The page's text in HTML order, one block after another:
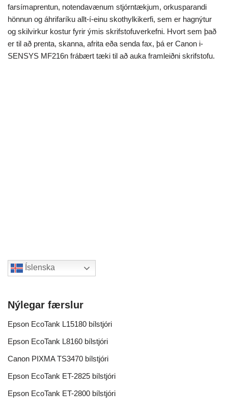
farsímaprentun, notendavænum stjórntækjum, orkusparandi
hönnun og áhrifaríku allt-í-einu skothylkikerfi, sem er hagnýtur
og skilvirkur kostur fyrir ýmis skrifstofuverkefni. Hvort sem það
er til að prenta, skanna, afrita eða senda fax, þá er Canon i-
SENSYS MF216n frábært tæki til að auka framleiðni skrifstofu.
Íslenska
Nýlegar færslur
Epson EcoTank L15180 bílstjóri
Epson EcoTank L8160 bílstjóri
Canon PIXMA TS3470 bílstjóri
Epson EcoTank ET-2825 bílstjóri
Epson EcoTank ET-2800 bílstjóri